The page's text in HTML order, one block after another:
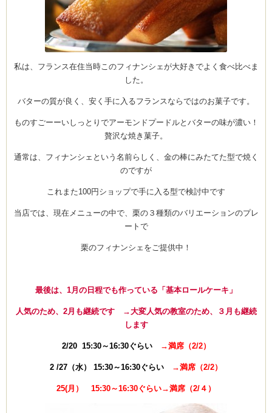
私は、フランス在住当時このフィナンシェが大好きでよく食べ比べま
した。
バターの質が良く、安く手に入るフランスならではのお菓子です。
ものすごーーいしっとりでアーモンドプードルとバターの味が濃い！
贅沢な焼き菓子。
通常は、フィナンシェという名前らしく、金の棒にみたてた型で焼く
のですが
これまた100円ショップで手に入る型で検討中です
当店では、現在メニューの中で、栗の３種類のバリエーションのプレ
ートで
栗のフィナンシェをご提供中！
最後は、1月の日程でも作っている「基本ロールケーキ」
人気のため、2月も継続です →大変人気の教室のため、３月も継続
します
2/20 15:30～16:30ぐらい →満席（2/2）
2 /27（水） 15:30～16:30ぐらい →満席（2/2）
25(月） 15:30～16:30ぐらい→満席（2/４）